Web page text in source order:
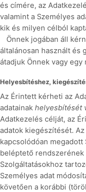
és címére, az
valamint a Személyes
kik és milyen célból
Önnek jogában áll
általánosan használt és
átadjuk Önnek vagy egy
Helyesbítéshez,
Az Érintett kérheti az
adatainak helyesbítését
Adatkezelés célját, az
adatok kiegészítését.
kapcsolódóan megadott
beléptető
Szolgáltatásokhoz
Személyes adat
követően a korábbi